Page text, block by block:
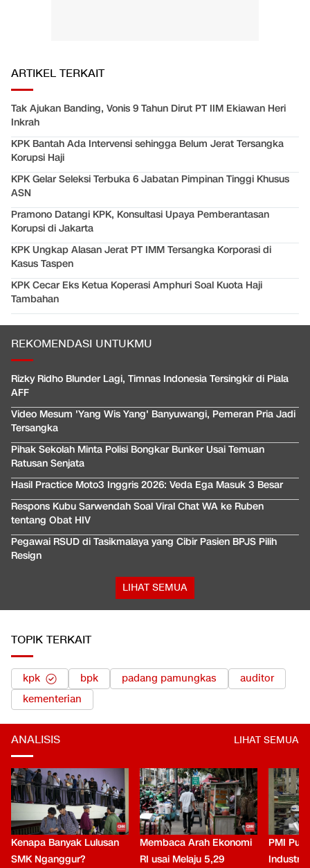
ARTIKEL TERKAIT
Tak Ajukan Banding, Vonis 9 Tahun Dirut PT IIM Ekiawan Heri
Inkrah
KPK Bantah Ada Intervensi sehingga Belum Jerat Tersangka
Korupsi Haji
KPK Gelar Seleksi Terbuka 6 Jabatan Pimpinan Tinggi Khusus
ASN
Pramono Datangi KPK, Konsultasi Upaya Pemberantasan
Korupsi di Jakarta
KPK Ungkap Alasan Jerat PT IMM Tersangka Korporasi di
Kasus Taspen
KPK Cecar Eks Ketua Koperasi Amphuri Soal Kuota Haji
Tambahan
REKOMENDASI UNTUKMU
Rizky Ridho Blunder Lagi, Timnas Indonesia Tersingkir di Piala
AFF
Video Mesum 'Yang Wis Yang' Banyuwangi, Pemeran Pria Jadi
Tersangka
Pihak Sekolah Minta Polisi Bongkar Bunker Usai Temuan
Ratusan Senjata
Hasil Practice Moto3 Inggris 2026: Veda Ega Masuk 3 Besar
Respons Kubu Sarwendah Soal Viral Chat WA ke Ruben
tentang Obat HIV
Pegawai RSUD di Tasikmalaya yang Cibir Pasien BPJS Pilih
Resign
LIHAT SEMUA
TOPIK TERKAIT
kpk bpk padang pamungkas
auditor
kementerian
ANALISIS LIHAT SEMUA
Kenapa Banyak Lulusan
SMK Nganggur?
Membaca Arah Ekonomi
RI usai Melaju 5,29
PMI
Industri